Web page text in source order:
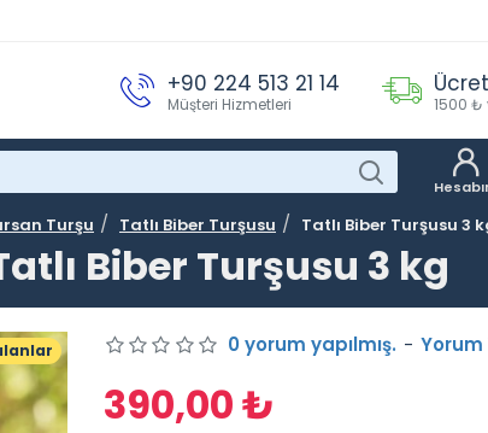
+90 224 513 21 14
Müşteri Hizmetleri 1500 ₺
Turşu Tatlı Biber Turşusu Tatlı Biber Turşusu 3
Biber Turşusu 3 kg
0 yorum yapılmış. - Yorum
390,00 ₺